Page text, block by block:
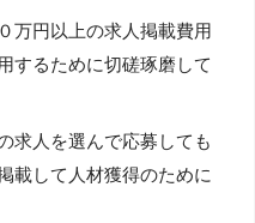
万円以上の求人掲載費用
するために切磋琢磨して
求人を選んで応募しても
載して人材獲得のために